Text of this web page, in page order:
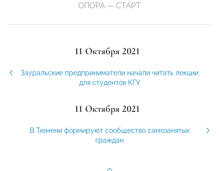
ОПОРА — СТАРТ
11 Октября 2021
Зауральские предприниматели начали читать лекции
для студентов КГУ
11 Октября 2021
В Тюмени формируют сообщество самозанятых
граждан